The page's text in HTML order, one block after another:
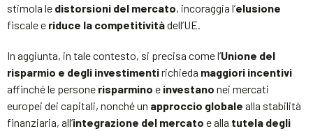
stimola le distorsioni del mercato, incoraggia l’elusione
fiscale e riduce la competitivitàdell’UE.
In aggiunta, in tale contesto, si precisa come l’Unione del
risparmio e degli investimentirichieda maggiori incentivi
affinché le persone risparmino e investano nei mercati
europei dei capitali, nonché un approccio globale alla stabilità
finanziaria, all’integrazione del mercato e alla tutela degli